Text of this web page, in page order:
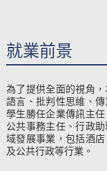
就業前景
為了提供全面的視角
語言、批判性思維、
學生勝任企業傳訊主
公共事務主任、行政
域發展事業，包括酒
及公共行政等行業。